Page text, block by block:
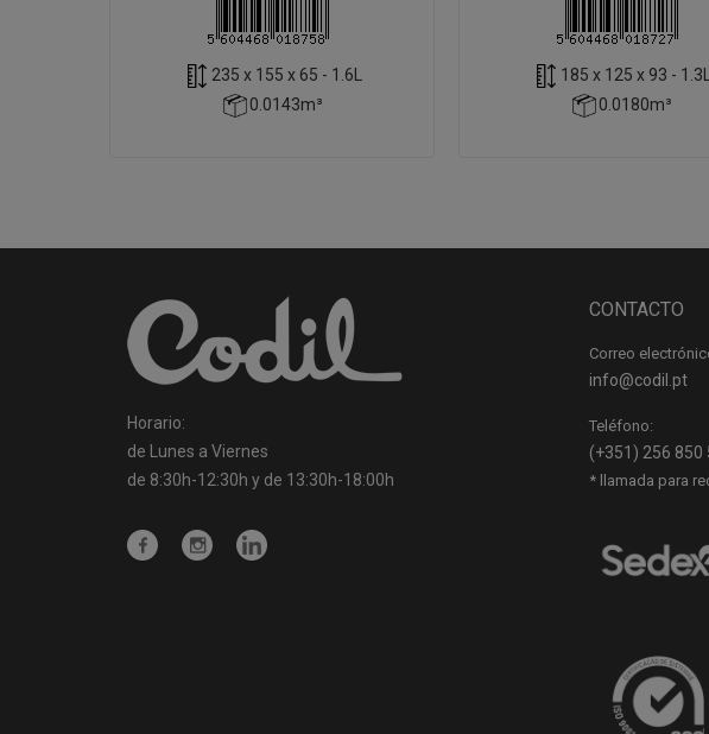
235 x 155 x 65 - 1.6L
0.0143m³
185 x 125 x 93 - 1.3L
0.0180m³
Horario:
de Lunes a Viernes
de 8:30h-12:30h y de 13:30h-18:00h
CONTACTO
Correo
info@codil.pt
Teléfono:
(+351) 256 850
* llamada para